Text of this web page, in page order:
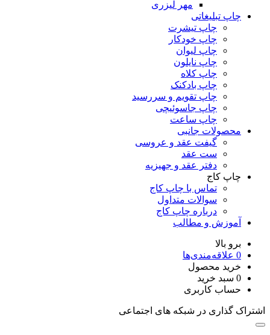
مهر لیزری
چاپ تبلیغاتی
چاپ تیشرت
چاپ خودکار
چاپ لیوان
چاپ نایلون
چاپ کلاه
چاپ بادکنک
چاپ تقویم و سررسید
چاپ جاسوئیچی
چاپ ساعت
محصولات جانبی
گیفت عقد و عروسی
ست عقد
دفتر عقد و جهیزیه
چاپ کاج
تماس با چاپ کاج
سوالات متداول
درباره چاپ کاج
آموزش و مطالب
برو بالا
0 علاقه‌مندی‌ها
خرید محصول
0 سبد خرید
حساب کاربری
اشتراک گذاری در شبکه های اجتماعی